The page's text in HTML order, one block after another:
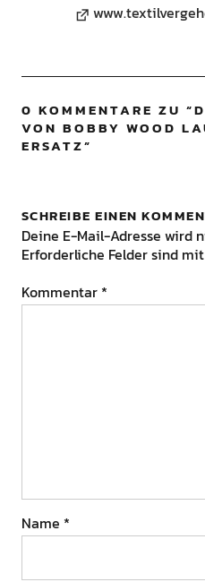
0 KOMMENTARE ZU “
VON BOBBY WOOD
ERSATZ”
SCHREIBE EINEN
Deine E-Mail-Adresse wird
Erforderliche Felder sind mit
Kommentar *
Name *